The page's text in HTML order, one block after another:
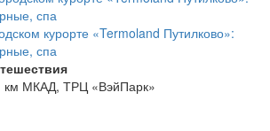
курорте «Termoland Путилково»:
спа
км МКАД, ТРЦ «ВэйПарк»